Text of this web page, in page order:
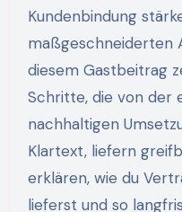
Kundenbindung
maßgeschneiderten
diesem Gastbeitrag
Schritte, die von der
nachhaltigen
Klartext, liefern
erklären, wie du
lieferst und so